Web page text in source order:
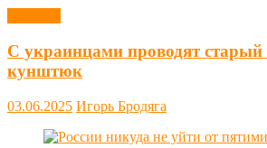
С украинцами проводят старый
кунштюк
03.06.2025 Игорь Бродяга